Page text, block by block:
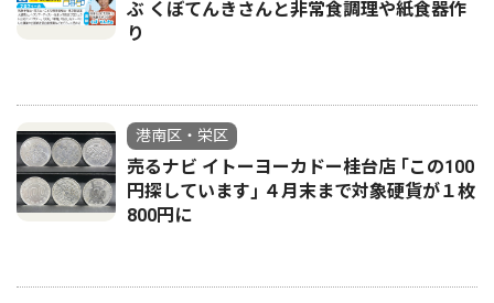
ぶ くぼてんきさんと非常食調理や紙食器作
り
港南区・栄区
売るナビ イトーヨーカドー桂台店 ｢この100
円探しています｣ ４月末まで対象硬貨が１枚
800円に